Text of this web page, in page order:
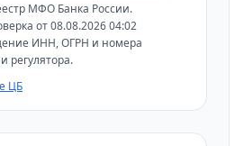
МФО Банка России.
от 08.08.2026 04:02
ИНН, ОГРН и номера
регулятора.
ЦБ